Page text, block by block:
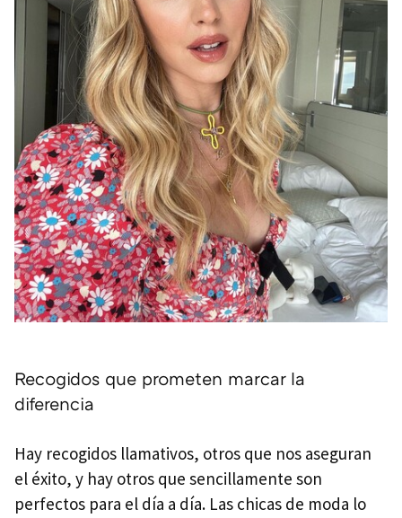
Recogidos que prometen marcar la
diferencia
Hay recogidos llamativos, otros que nos aseguran
el éxito, y hay otros que sencillamente son
perfectos para el día a día. Las chicas de moda lo